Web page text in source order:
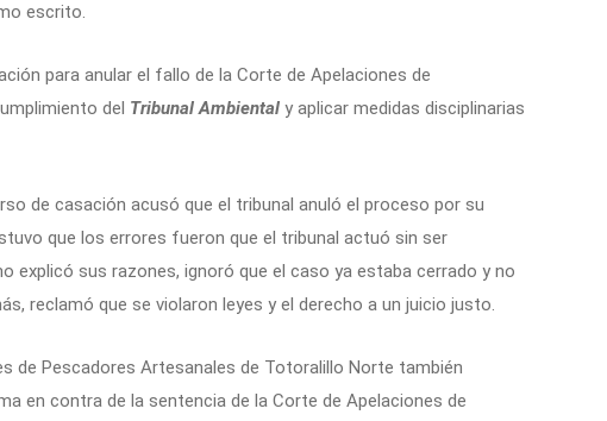
escrito.
para anular el fallo de la Corte de Apelaciones de
del Tribunal Ambiental y aplicar medidas disciplinarias
de casación acusó que el tribunal anuló el proceso por su
que los errores fueron que el tribunal actuó sin ser
explicó sus razones, ignoró que el caso ya estaba cerrado y no
reclamó que se violaron leyes y el derecho a un juicio justo.
de Pescadores Artesanales de Totoralillo Norte también
en contra de la sentencia de la Corte de Apelaciones de